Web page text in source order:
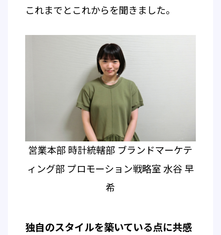
これまでとこれからを聞きました。
営業本部 時計統轄部 ブランドマーケテ
ィング部 プロモーション戦略室 水谷 早
希
独自のスタイルを築いている点に共感